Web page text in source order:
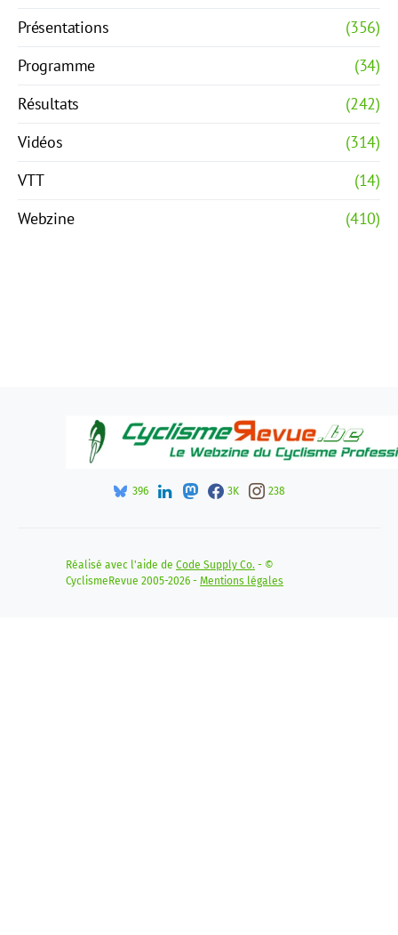
Présentations
(356)
Programme
(34)
Résultats
(242)
Vidéos
(314)
VTT
(14)
Webzine
(410)
396 3K 238
Réalisé avec l'aide de Code Supply Co. - ©
CyclismeRevue 2005-2026 - Mentions légales